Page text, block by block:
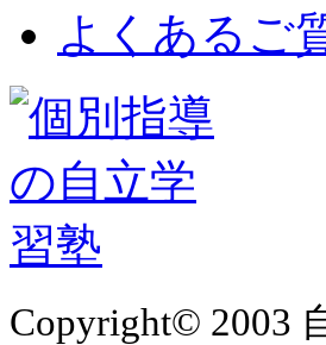
よくあるご
Copyright© 2003